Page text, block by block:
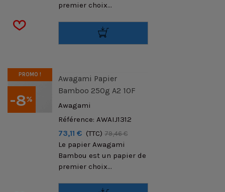
premier choix...
-8%
PROMO !
Awagami Papier
Bamboo 250g A2 10F
Awagami
Référence: AWAIJ1312
73,11 € (TTC) 79,46 €
Le papier Awagami
Bambou est un papier de
premier choix...